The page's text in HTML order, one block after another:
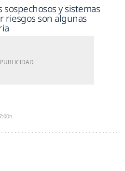
y sistemas
riesgos son algunas